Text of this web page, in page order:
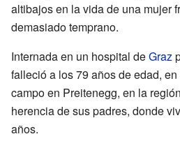
altibajos en la vida de una mujer
demasiado temprano.
Internada en un hospital deGraz
falleció a los 79 años de edad,
campo en Preitenegg, en la
herencia de sus padres, donde
años.